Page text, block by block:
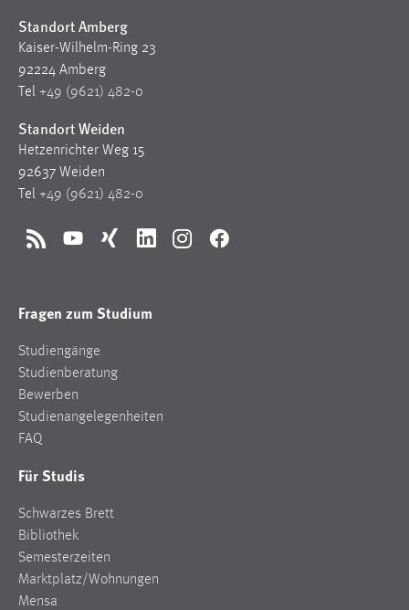
Standort Amberg
Kaiser-Wilhelm-Ring 23
92224 Amberg
Tel +49 (9621) 482-0
Standort Weiden
Hetzenrichter Weg 15
92637 Weiden
Tel +49 (9621) 482-0
RSS YouTubeXing LinkedInInstagramFacebook
Fragen zum Studium
Studiengänge
Studienberatung
Bewerben
Studienangelegenheiten
FAQ
Für Studis
Schwarzes Brett
Bibliothek
Semesterzeiten
Marktplatz/Wohnungen
Mensa
Zweck:
Conversion-Tracking
Cookie Laufzeit:
EXTERNE MEDIEN
Plattformen anzeigen zu können, werden von diesen
YouTube
Vimeo